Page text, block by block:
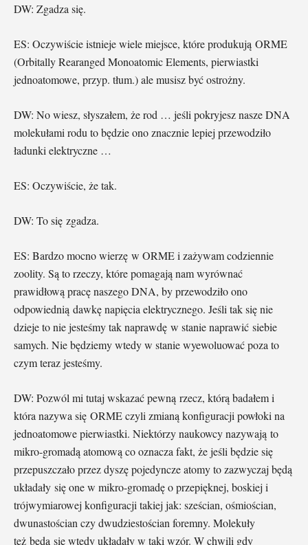
DW: Zgadza się.
ES: Oczywiście istnieje wiele miejsce, które produkują ORME
(Orbitally Rearanged Monoatomic Elements, pierwiastki
jednoatomowe, przyp. tłum.) ale musisz być ostrożny.
DW: No wiesz, słyszałem, że rod … jeśli pokryjesz nasze DNA
molekułami rodu to będzie ono znacznie lepiej przewodziło
ładunki elektryczne …
ES: Oczywiście, że tak.
DW: To się zgadza.
ES: Bardzo mocno wierzę w ORME i zażywam codziennie
zoolity. Są to rzeczy, które pomagają nam wyrównać
prawidłową pracę naszego DNA, by przewodziło ono
odpowiednią dawkę napięcia elektrycznego. Jeśli tak się nie
dzieje to nie jesteśmy tak naprawdę w stanie naprawić siebie
samych. Nie będziemy wtedy w stanie wyewoluować poza to
czym teraz jesteśmy.
DW: Pozwól mi tutaj wskazać pewną rzecz, którą badałem i
która nazywa się ORME czyli zmianą konfiguracji powłoki na
jednoatomowe pierwiastki. Niektórzy naukowcy nazywają to
mikro-gromadą atomową co oznacza fakt, że jeśli będzie się
przepuszczało przez dyszę pojedyncze atomy to zazwyczaj będą
układały się one w mikro-gromadę o przepięknej, boskiej i
trójwymiarowej konfiguracji takiej jak: sześcian, ośmiościan,
dwunastościan czy dwudziestościan foremny. Molekuły
też będą się wtedy układały w taki wzór. W chwili gdy